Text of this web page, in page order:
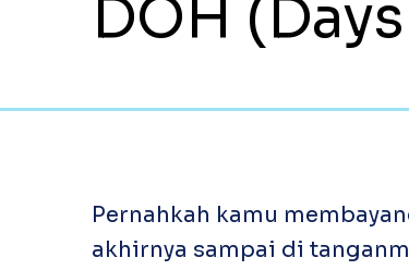
DOH
Pernahkah kamu
akhirnya sampai di